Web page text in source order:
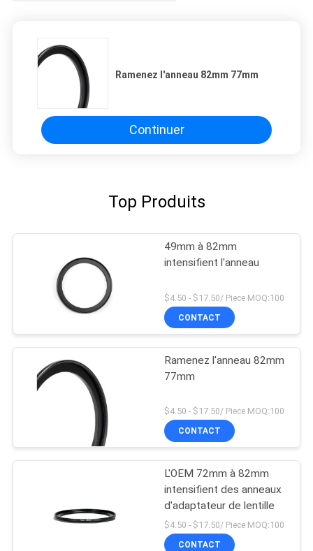
Ramenez l'anneau 82mm 77mm
Continuer
Top Produits
49mm à 82mm
intensifient l'anneau
$4.50 - $17.50/ Piece MOQ:100
CONTACT
Ramenez l'anneau 82mm
77mm
$4.50 - $17.50/ Piece MOQ:100
CONTACT
L'OEM 72mm à 82mm
intensifient des anneaux
d'adaptateur de lentille
$4.50 - $17.50/ Piece MOQ:100
CONTACT